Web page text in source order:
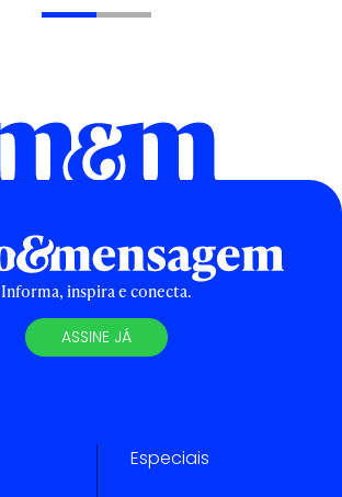
Informa, inspira e conecta.
ASSINE JÁ
Especiais